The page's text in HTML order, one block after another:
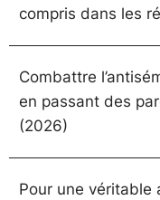
compris dans les
Combattre
en passant des
(2026)
Pour une véritable